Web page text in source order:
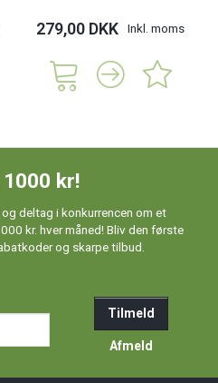
279,00 DKK Inkl. moms
1000 kr!
deltag i konkurrencen om et
kr. hver måned! Bliv den første
og skarpe tilbud.
Tilmeld
Afmeld